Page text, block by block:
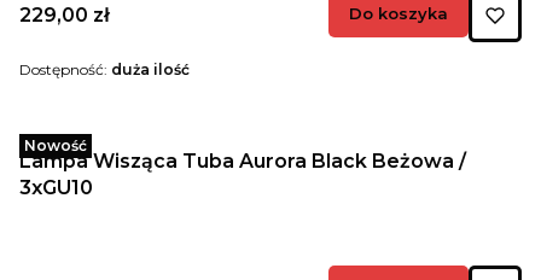
Cena
229,00 zł Do koszyka
Dostępność: duża ilość
Nowość
Lampa Wisząca Tuba Aurora Black Beżowa /
3xGU10